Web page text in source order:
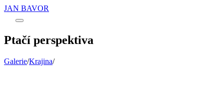
JAN BAVOR
Main
Ptačí perspektiva
Galerie/Krajina/